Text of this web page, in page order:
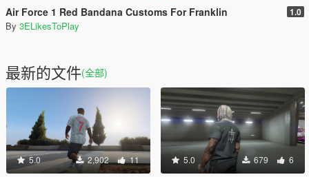
Air Force 1 Red Bandana Customs For Franklin 1.0
By 3ELikesToPlay
最新的文件(全部)
5.0 2,902 11 5.0 679 6